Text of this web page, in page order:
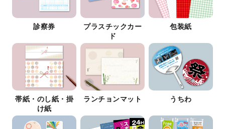
診察券
プラスチックカー
ド
包装紙
帯紙・のし紙・掛
け紙
ランチョンマット うちわ